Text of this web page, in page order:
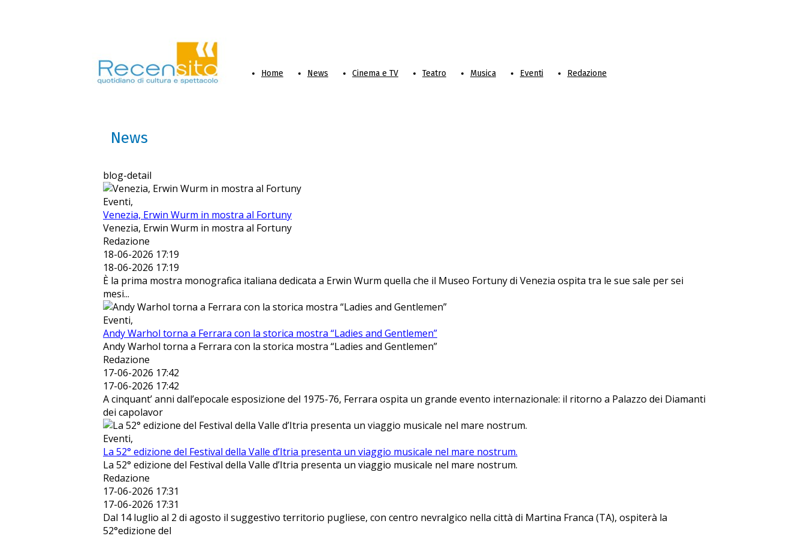
Home News Cinema e TV Teatro Musica Eventi Redazione
News
blog-detail
Eventi,
Venezia, Erwin Wurm in mostra al Fortuny
Venezia, Erwin Wurm in mostra al Fortuny
Redazione
18-06-2026 17:19
18-06-2026 17:19
È la prima mostra monografica italiana dedicata a Erwin Wurm quella che il Museo Fortuny di Venezia ospita tra le sue sale per sei
mesi...
Eventi,
Andy Warhol torna a Ferrara con la storica mostra “Ladies and Gentlemen”
Andy Warhol torna a Ferrara con la storica mostra “Ladies and Gentlemen”
Redazione
17-06-2026 17:42
17-06-2026 17:42
A cinquant’ anni dall’epocale esposizione del 1975-76, Ferrara ospita un grande evento internazionale: il ritorno a Palazzo dei Diamanti
dei capolavor
Eventi,
La 52° edizione del Festival della Valle d’Itria presenta un viaggio musicale nel mare nostrum.
La 52° edizione del Festival della Valle d’Itria presenta un viaggio musicale nel mare nostrum.
Redazione
17-06-2026 17:31
17-06-2026 17:31
Dal 14 luglio al 2 di agosto il suggestivo territorio pugliese, con centro nevralgico nella città di Martina Franca (TA), ospiterà la
52°edizione del